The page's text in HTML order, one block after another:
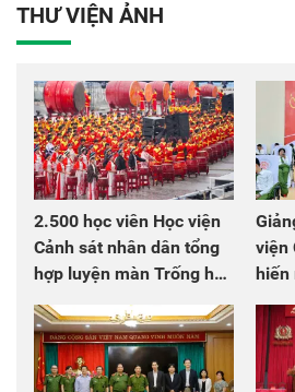
THƯ VIỆN ẢNH
2.500 học viên Học viện
Cảnh sát nhân dân tổng
hợp luyện màn Trống hội
chào mừng Đại hội Đảng
viện